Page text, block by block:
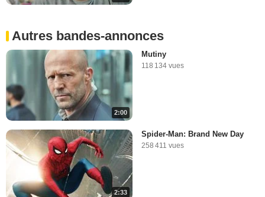
Autres bandes-annonces
2:00
Mutiny
118 134 vues
2:33
Spider-Man: Brand New Day
258 411 vues